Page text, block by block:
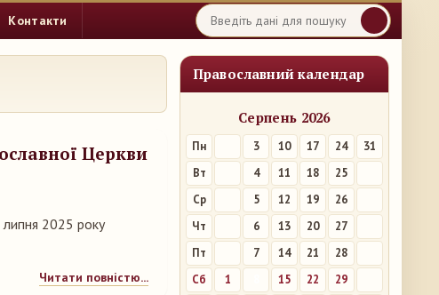
Контакти
Православний календар
Серпень 2026
Пн 3 10 17 24
31
Вт
4 11 18
25
Ср
5 12 19
26
Чт
6 13 20
27
Пт
7 14 21
28
Сб
1 15 22
29
Церкви
липня 2025 року
Читати повністю...